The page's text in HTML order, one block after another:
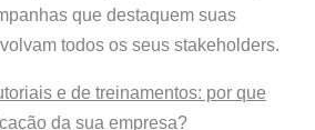
que destaquem suas
todos os seus stakeholders.
e de treinamentos: por que
da sua empresa?